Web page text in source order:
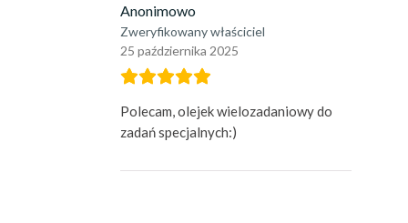
Anonimowo
Zweryfikowany właściciel
25 października 2025
Polecam, olejek wielozadaniowy do
zadań specjalnych:)